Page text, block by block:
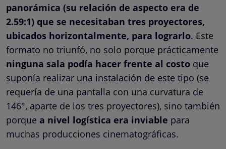
panorámica (su relación de aspecto era de
2.59:1) que se necesitaban tres proyectores,
ubicados horizontalmente, para lograrlo. Este
formato no triunfó, no solo porque prácticamente
ninguna sala podía hacer frente al costo que
suponía realizar una instalación de este tipo (se
requería de una pantalla con una curvatura de
146°, aparte de los tres proyectores), sino también
porque a nivel logística era inviable para
muchas producciones cinematográficas.